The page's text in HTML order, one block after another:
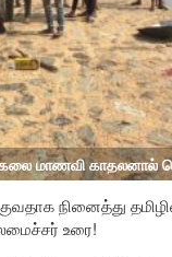
மாணவி
நினைத்து
உரை!